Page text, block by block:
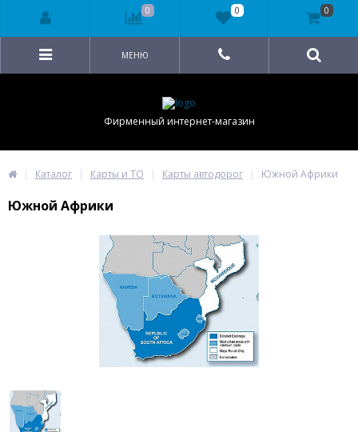
Фирменный интернет-магазин
МЕНЮ
Каталог Карты и ТО Карты автодорог Южной Африки
Южной Африки
0 0 0